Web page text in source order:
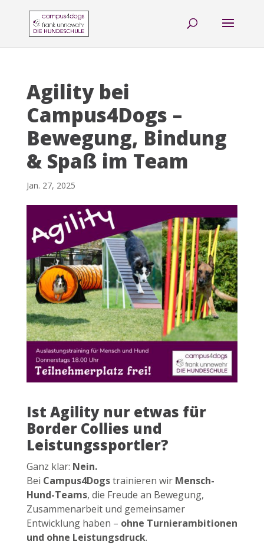
Agility bei
Campus4Dogs –
Bewegung, Bindung
& Spaß im Team
Jan. 27, 2025
Ist Agility nur etwas für
Border Collies und
Leistungssportler?
Ganz klar: Nein.
Bei Campus4Dogstrainieren wir Mensch-
Hund-Teams, die Freude an Bewegung,
Zusammenarbeit und gemeinsamer
Entwicklung haben – ohne Turnierambitionen
und ohne Leistungsdruck.